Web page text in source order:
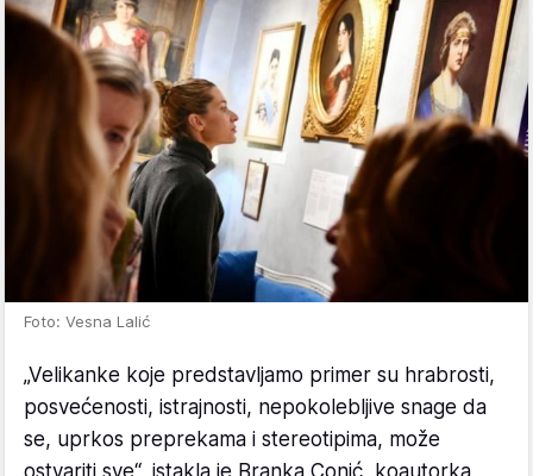
Foto: Vesna Lalić
„Velikanke koje predstavljamo primer su hrabrosti,
posvećenosti, istrajnosti, nepokolebljive snage da
se, uprkos preprekama i stereotipima, može